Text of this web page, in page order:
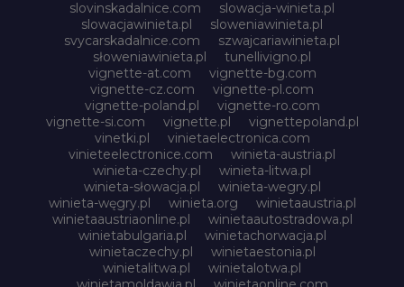
slovinskadalnice.com
slowacja-winieta.pl
slowacjawinieta.pl
sloweniawinieta.pl
svycarskadalnice.com
szwajcariawinieta.pl
słoweniawinieta.pl
tunellivigno.pl
vignette-at.com
vignette-bg.com
vignette-cz.com
vignette-pl.com
vignette-poland.pl
vignette-ro.com
vignette-si.com
vignette.pl
vignettepoland.pl
vinetki.pl
vinietaelectronica.com
vinieteelectronice.com
winieta-austria.pl
winieta-czechy.pl
winieta-litwa.pl
winieta-słowacja.pl
winieta-wegry.pl
winieta-węgry.pl
winieta.org
winietaaustria.pl
winietaaustriaonline.pl
winietaautostradowa.pl
winietabulgaria.pl
winietachorwacja.pl
winietaczechy.pl
winietaestonia.pl
winietalitwa.pl
winietalotwa.pl